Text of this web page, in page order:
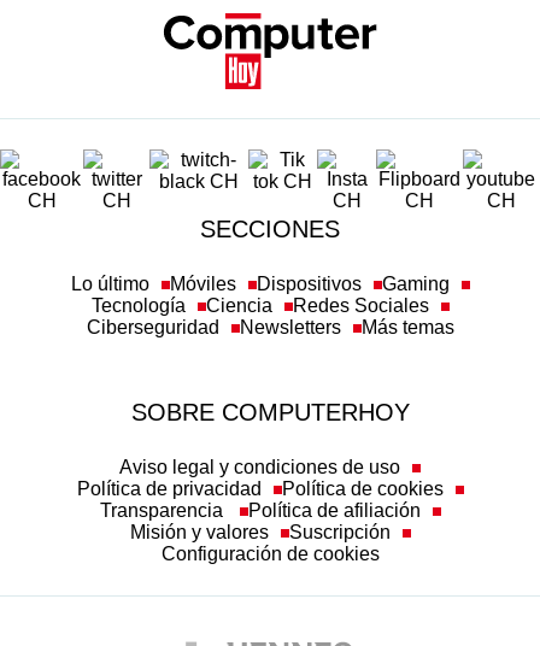
SECCIONES
Lo último Móviles Dispositivos
Gaming
Tecnología
Ciencia
Redes Sociales
Ciberseguridad
Newsletters Más temas
SOBRE COMPUTERHOY
Aviso legal y condiciones de uso
Política de privacidad
Política de cookies
Transparencia
Política de afiliación
Misión y valores
Suscripción
Configuración de cookies